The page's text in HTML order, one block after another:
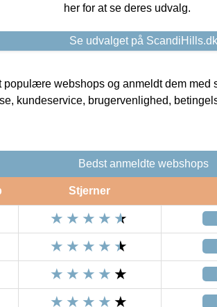
her for at se deres udvalg.
Se udvalget på ScandiHills.dk
webshops og anmeldt dem med
kundeservice, brugervenlighed,
Bedst anmeldte webshops
Stjerner